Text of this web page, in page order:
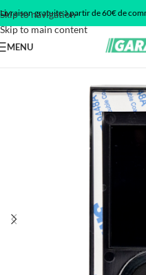
Skip to navigation
Skip to main content
Livraison gratuite à partir de 60€ de
MENU